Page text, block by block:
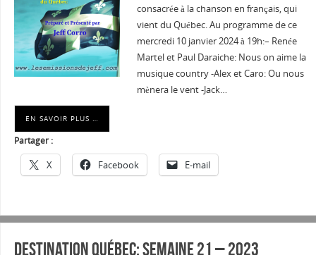
consacrée à la chanson en français, qui
vient du Québec. Au programme de ce
mercredi 10 janvier 2024 à 19h:– Renée
Martel et Paul Daraiche: Nous on aime la
musique country -Alex et Caro: Ou nous
mènera le vent -Jack…
EN SAVOIR PLUS …
Partager :
X Facebook E-mail
Destination Québec: Semaine 21 – 2023